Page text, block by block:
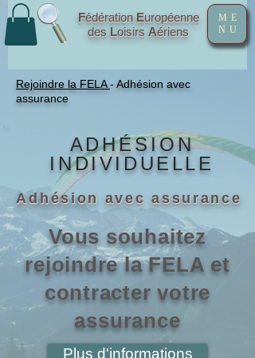
Fédération Européenne
des Loisirs Aériens
ME
NU
Rejoindre la FELA- Adhésion avec
assurance
ADHÉSION
INDIVIDUELLE
Adhésion avec assurance
Vous souhaitez
rejoindre la FELA et
contracter votre
assurance
Plus d'informations